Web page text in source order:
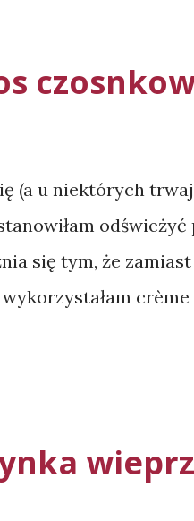
(a u niektórych
się tym, że
crème
z wody,
czosnek,